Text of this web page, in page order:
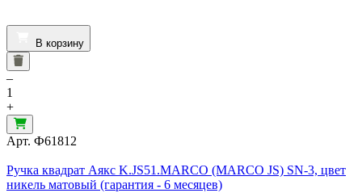
В корзину
–
1
+
Арт. Ф61812
Ручка квадрат Аякс K.JS51.MARCO (MARCO JS) SN-3, цвет
никель матовый (гарантия - 6 месяцев)